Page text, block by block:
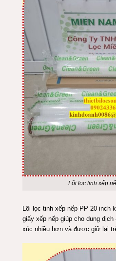
Lõi lọc tinh xếp
Lõi lọc tinh xếp nếp PP 20 inch
giấy xếp nếp giúp cho dung dịch
xúc nhiều hơn và được giữ lại